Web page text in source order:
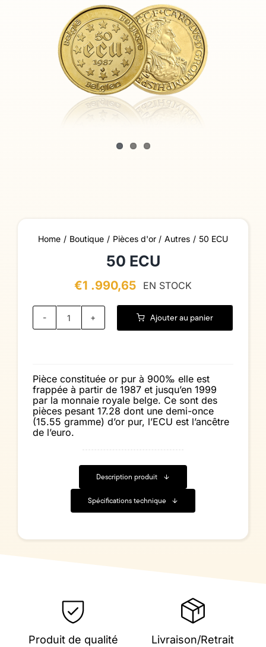
Home Boutique Pièces d'or Autres 50 ECU
50 ECU
€1 .990,65 EN STOCK
quantité
de
Ajouter au panier
Pièce constituée or pur à 900‰ elle est
frappée à partir de 1987 et jusqu’en 1999
par la monnaie royale belge. Ce sont des
pièces pesant 17.28 dont une demi-once
(15.55 gramme) d’or pur, l’ECU est l’ancêtre
de l’euro.
Description produit
Spécifications technique
Produit de qualité
Livraison/Retrait